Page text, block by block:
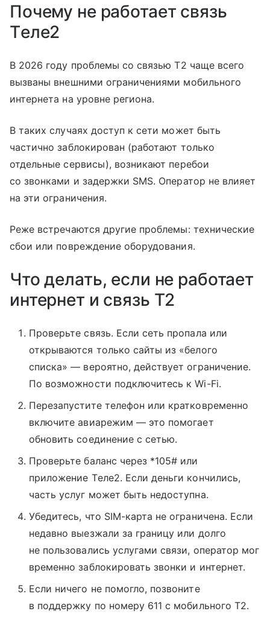
Почему не работает связь
Tеле2
В 2026 году проблемы со связью T2 чаще всего
вызваны внешними ограничениями мобильного
интернета на уровне региона.
В таких случаях доступ к сети может быть
частично заблокирован (работают только
отдельные сервисы), возникают перебои
со звонками и задержки SMS. Оператор не влияет
на эти ограничения.
Реже встречаются другие проблемы: технические
сбои или повреждение оборудования.
Что делать, если не работает
интернет и связь T2
Проверьте связь. Если сеть пропала или
открываются только сайты из «белого
списка» — вероятно, действует ограничение.
По возможности подключитесь к Wi-Fi.
Перезапустите телефон или кратковременно
включите авиарежим — это помогает
обновить соединение с сетью.
Проверьте баланс через *105# или
приложение Tеле2. Если деньги кончились,
часть услуг может быть недоступна.
Убедитесь, что SIM-карта не ограничена. Если
недавно выезжали за границу или долго
не пользовались услугами связи, оператор мог
временно заблокировать звонки и интернет.
Если ничего не помогло, позвоните
в поддержку по номеру 611 с мобильного T2.